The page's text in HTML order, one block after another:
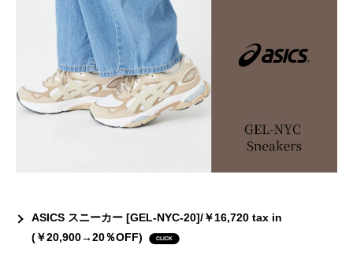
ASICS スニーカー [GEL-NYC-20]/￥16,720 tax in
(￥20,900→20％OFF)